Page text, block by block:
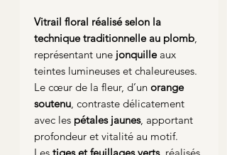
Vitrail floral réalisé selon la
technique traditionnelle au plomb
représentant une jonquilleaux
teintes lumineuses et chaleureuses.
Le cœur de la fleur, d’un orange
soutenu , contraste délicatement
avec les pétales jaunes, apportant
profondeur et vitalité au motif.
Les tiges et feuillages verts, réalisés